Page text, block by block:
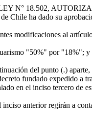
N° 18.502,
Chile ha dado su
modificaciones al
"50%" por "18%"; y
del punto (.)
fundado expedido a
en el inciso tercero de
anterior regirán a